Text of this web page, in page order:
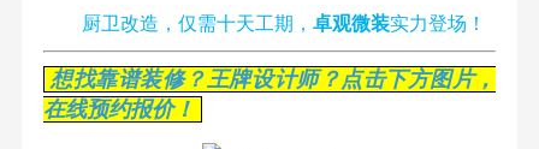
厨卫改造，仅需十天工期， 卓观微装实力登场！
想找靠谱装修？王牌设计师？点击下方图片，
在线预约报价！